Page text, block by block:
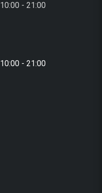
10:00 - 21:00
10:00 - 21:00